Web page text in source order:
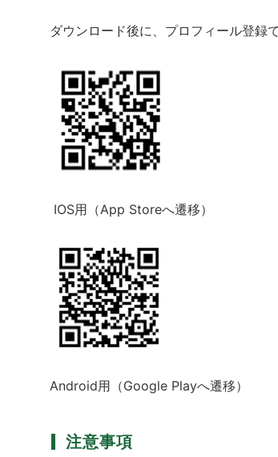
ダウンロード後に、プロフィール登録
IOS用（App Storeへ遷移）
Android用（Google Playへ遷移）
注意事項